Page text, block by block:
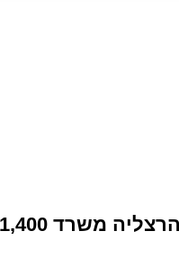
משרד 1,400 מר